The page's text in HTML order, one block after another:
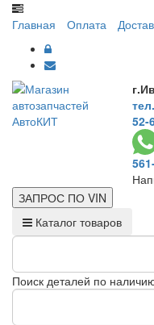
Главная Оплата
52-
ЗАПРОС ПО VIN
Каталог товаров
Поиск деталей по